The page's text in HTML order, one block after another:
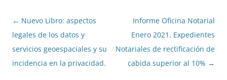
Navegación
de
entradas
← Nuevo Libro: aspectos
legales de los datos y
servicios geoespaciales y su
incidencia en la privacidad.
Informe Oficina Notarial
Enero 2021. Expedientes
Notariales de rectificación de
cabida superior al 10% →